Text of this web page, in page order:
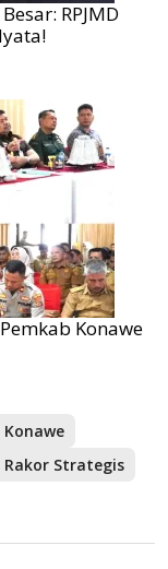
RPJMD
Konawe
Konawe
Rakor Strategis